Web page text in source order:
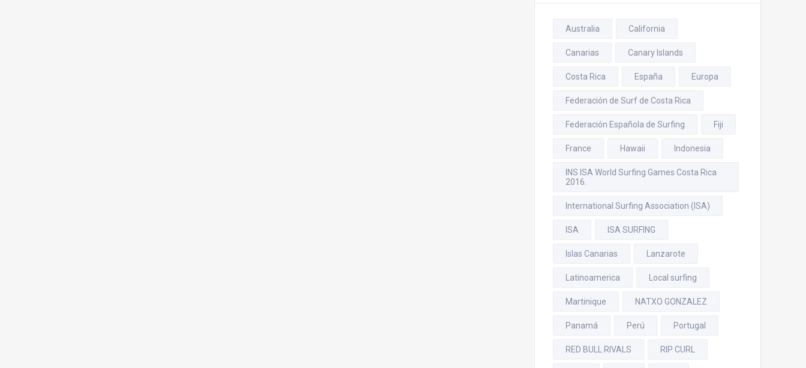
Australia California
Canarias Canary Islands
Costa Rica España Europa
Federación de Surf de Costa Rica
Federación Española de Surfing Fiji
France Hawaii Indonesia
INS ISA World Surfing Games Costa Rica
2016.
International Surfing Association (ISA)
ISA ISA SURFING
Islas Canarias Lanzarote
Latinoamerica Local surfing
Martinique NATXO GONZALEZ
Panamá Perú Portugal
RED BULL RIVALS RIP CURL